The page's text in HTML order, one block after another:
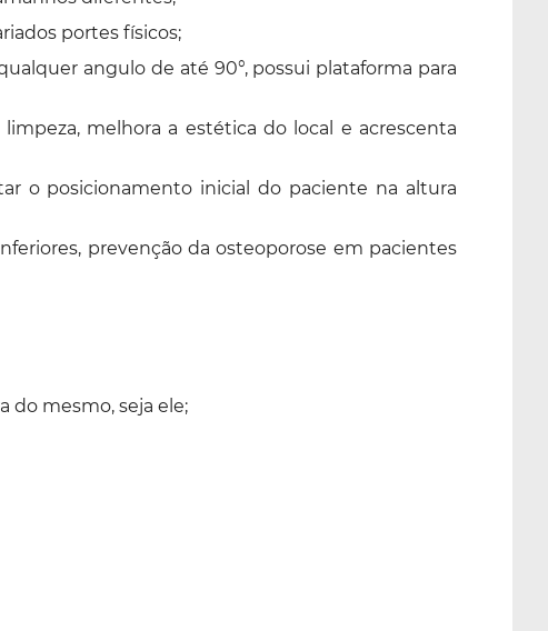
portes físicos;
angulo de até 90°, possui plataforma para
melhora a estética do local e acrescenta
o posicionamento inicial do paciente na altura
prevenção da osteoporose em pacientes
do mesmo, seja ele;